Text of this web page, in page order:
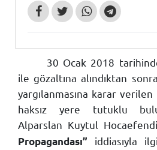
30 Ocak 2018
ile gözaltına alındıktan
yargılanmasına karar verilen
haksız yere tutuklu
Alparslan Kuytul
Propagandası” iddiasıyla